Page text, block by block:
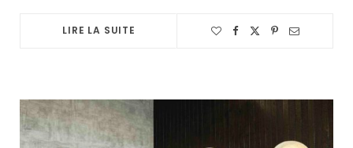
LIRE LA SUITE